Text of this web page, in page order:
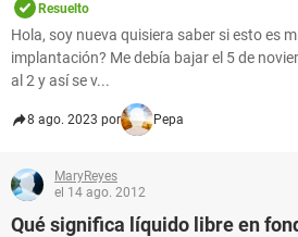
Resuelto
Hola, soy nueva quisiera saber si esto es
implantación? Me debía bajar el 5 de
al 2 y así se v...
8 ago. 2023 por Pepa
MaryReyes
el 14 ago. 2012
Qué significa líquido libre en